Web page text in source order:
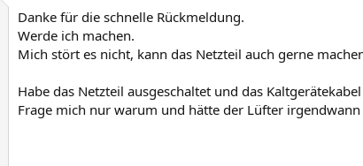
i
o
n
e
:
Danke für die schnelle Rückmeldung.
Werde ich machen.
Mich stört es nicht, kann das Netzteil auch gerne
Habe das Netzteil ausgeschaltet und das
Frage mich nur warum und hätte der Lüfter